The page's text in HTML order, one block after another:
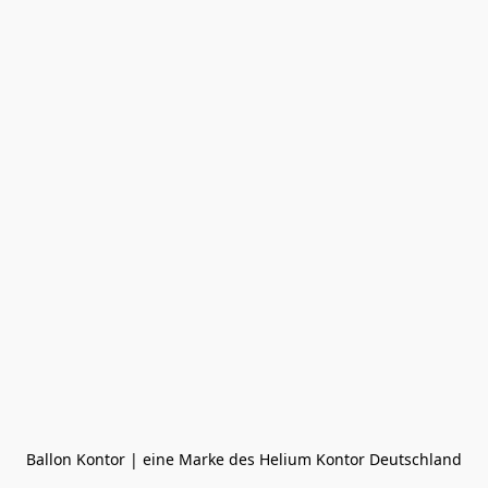
Ballon Kontor | eine Marke des Helium Kontor Deutschland